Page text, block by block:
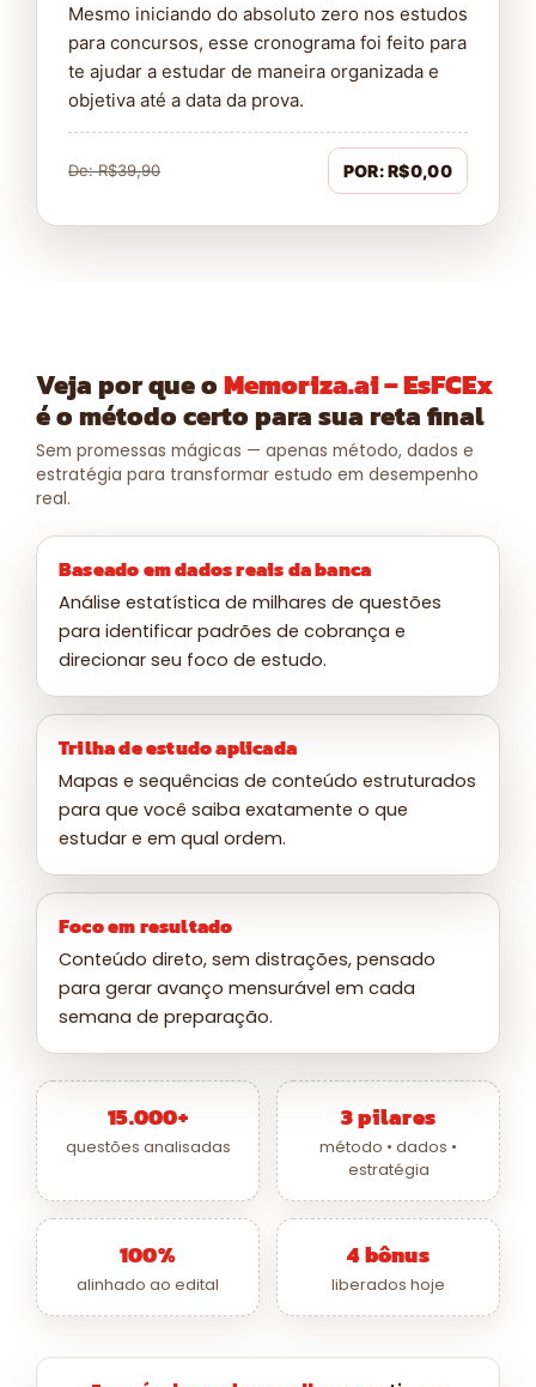
Mesmo iniciando do absoluto zero nos estudos
para concursos, esse cronograma foi feito para
te ajudar a estudar de maneira organizada e
objetiva até a data da prova.
De: R$39,90 POR: R$0,00
Veja por que oMemoriza.ai – EsFCEx
é o método certo para sua reta final
Sem promessas mágicas — apenas método, dados e
estratégia para transformar estudo em desempenho
real.
Baseado em dados reais da banca
Análise estatística de milhares de questões
para identificar padrões de cobrança e
direcionar seu foco de estudo.
Trilha de estudo aplicada
Mapas e sequências de conteúdo estruturados
para que você saiba exatamente o que
estudar e em qual ordem.
Foco em resultado
Conteúdo direto, sem distrações, pensado
para gerar avanço mensurável em cada
semana de preparação.
15.000+
questões analisadas
3 pilares
método • dados •
estratégia
100%
alinhado ao edital
4 bônus
liberados hoje